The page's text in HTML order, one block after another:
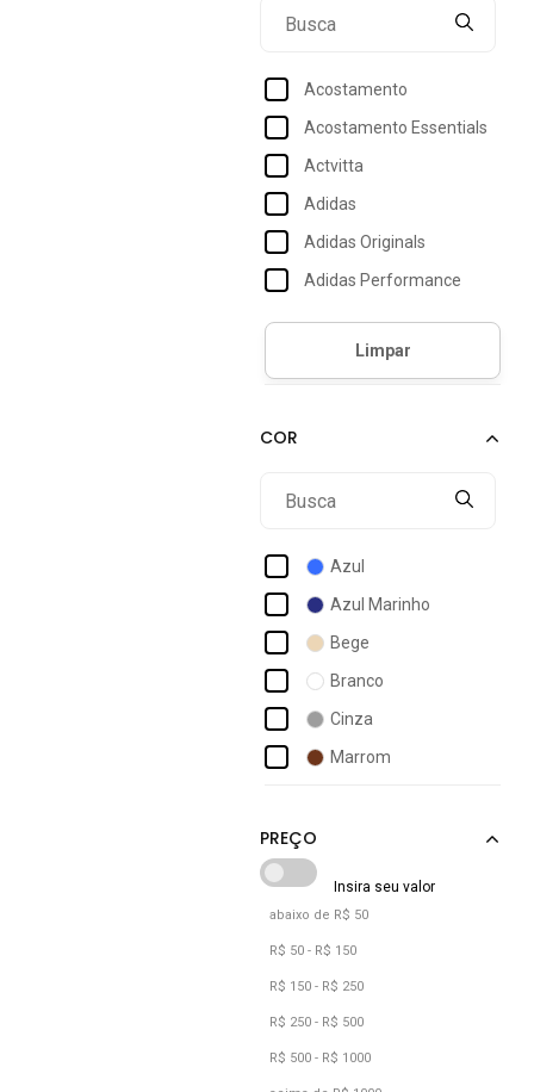
Acostamento
Acostamento Essentials
Actvitta
Adidas
Adidas Originals
Adidas Performance
Adidas Sportswear
Aramis
Azul
Azul Marinho
Bege
Branco
Cinza
Marrom
abaixo de R$ 50
R$ 50 - R$ 150
R$ 150 - R$ 250
R$ 250 - R$ 500
R$ 500 - R$ 1000